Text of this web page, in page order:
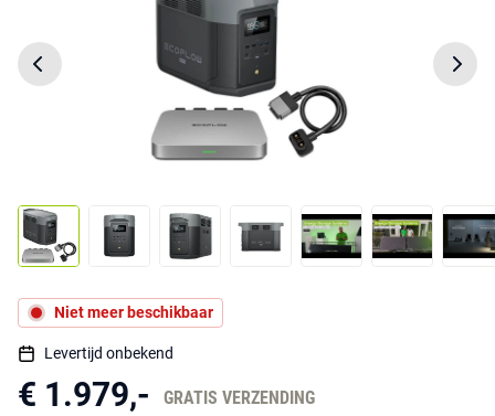
Niet meer beschikbaar
Levertijd onbekend
€ 1.979,- GRATIS VERZENDING